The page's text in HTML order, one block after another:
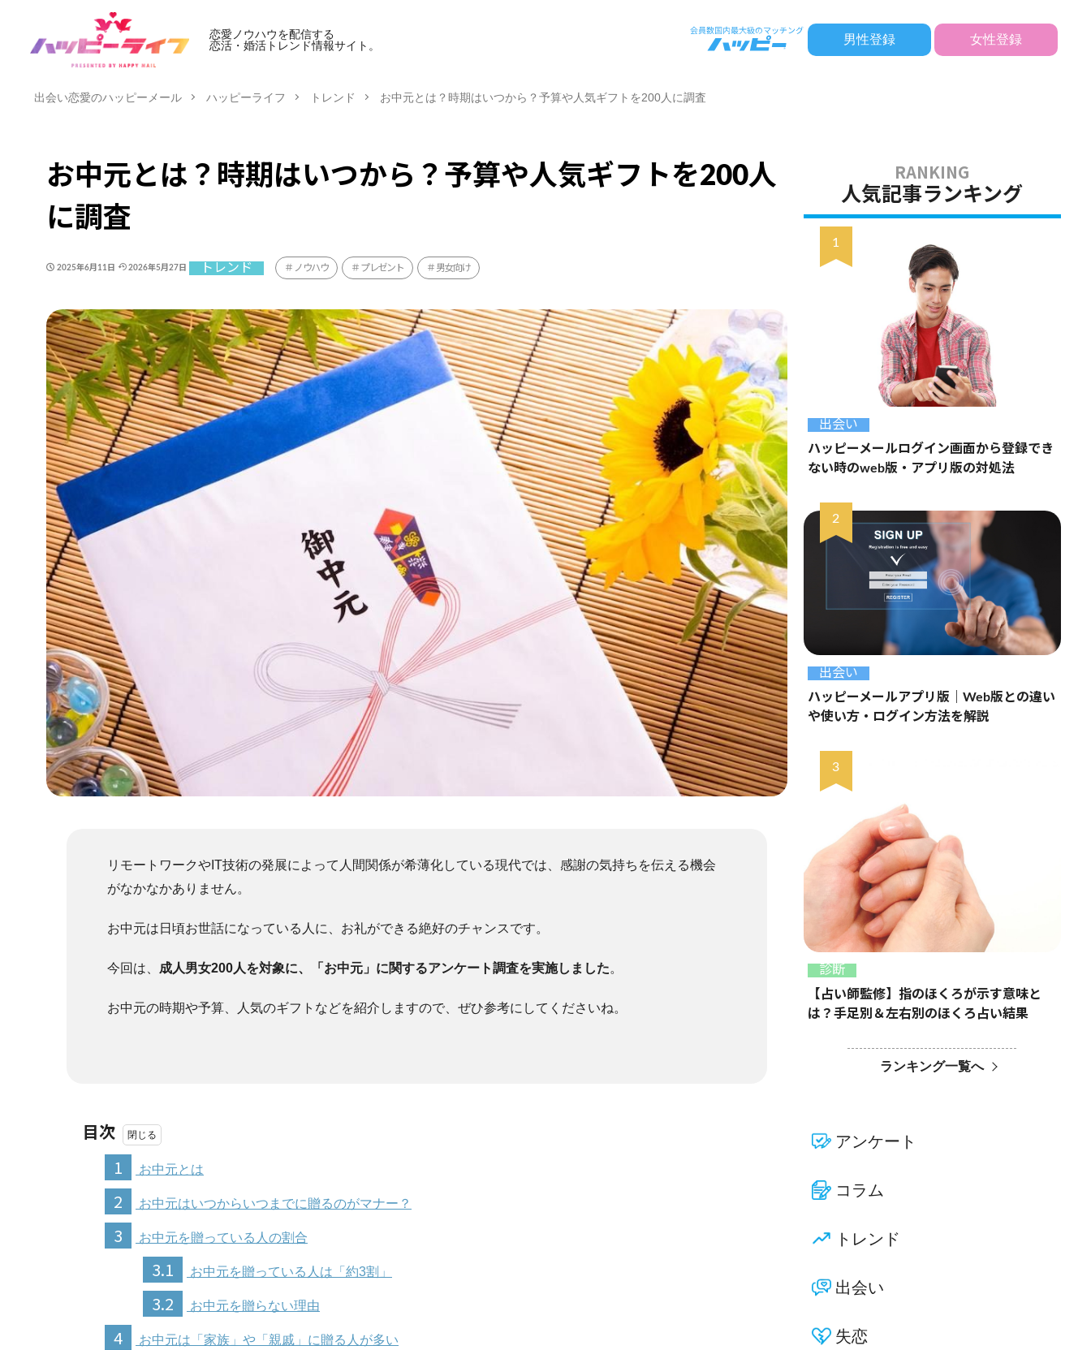
恋愛ノウハウを配信する
恋活・婚活トレンド情報サイト。
男性登録 女性登録
出会い恋愛のハッピーメール ハッピーライフ トレンド お中元とは？時期はいつから？予算や人気ギフトを200人に調査
お中元とは？時期はいつから？予算や人気ギフトを200人
に調査
2025年6月11日 2026年5月27日 トレンド ノウハウ プレゼント 男女向け
リモートワークやIT技術の発展によって人間関係が希薄化している現代では、感謝の気持ちを伝える機会
がなかなかありません。
お中元は日頃お世話になっている人に、お礼ができる絶好のチャンスです。
今回は、 成人男女200人を対象に、「お中元」に関するアンケート調査を実施しました。
お中元の時期や予算、人気のギフトなどを紹介しますので、ぜひ参考にしてくださいね。
目次
1
お中元とは
2 お中元はいつからいつまでに贈るのがマナー？
3 お中元を贈っている人の割合
3.1 お中元を贈っている人は「約3割」
3.2 お中元を贈らない理由
4 お中元は「家族」や「親戚」に贈る人が多い
人気記事ランキング
出会い
ハッピーメールログイン画面から登録でき
ない時のweb版・アプリ版の対処法
出会い
ハッピーメールアプリ版｜Web版との違い
や使い方・ログイン方法を解説
診断
【占い師監修】指のほくろが示す意味と
は？手足別＆左右別のほくろ占い結果
ランキング一覧へ
アンケート
コラム
トレンド
出会い
失恋